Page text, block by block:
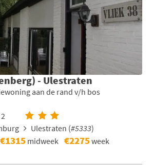
- Ulestraten
aan de rand v/h bos
2
Ulestraten (#5333)
€1315 midweek €2275week